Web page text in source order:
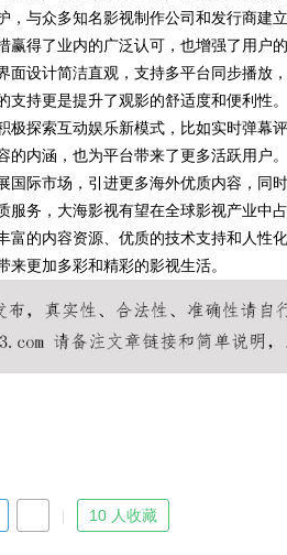
，与众多知名影视制作公司和发行商建
赢得了业内的广泛认可，也增强了用户
面设计简洁直观，支持多平台同步播放
支持更是提升了观影的舒适度和便利性。
极探索互动娱乐新模式，比如实时弹幕
的内涵，也为平台带来了更多活跃用户。
国际市场，引进更多海外优质内容，同
服务，大海影视有望在全球影视产业中
富的内容资源、优质的技术支持和人性
更加多彩和精彩的影视生活。
10 人收藏